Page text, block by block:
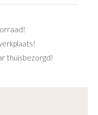
thuisbezorgd!